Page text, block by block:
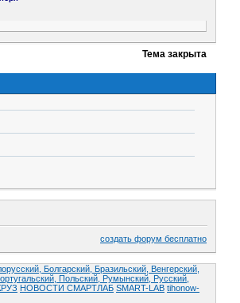
Тема закрыта
создать форум бесплатно
Болгарский, Бразильский, Венгерский,
Польский, Румынский, Русский,
НОВОСТИ СМАРТЛАБ SMART-LAB tihonow-